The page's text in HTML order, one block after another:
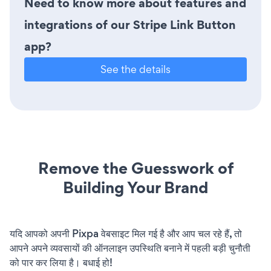
integrations of our Stripe Link Button
app?
See the details
Remove the Guesswork of
Building Your Brand
यदि आपको अपनी Pixpa वेबसाइट मिल गई है और आप चल रहे हैं, तो
आपने अपने व्यवसायों की ऑनलाइन उपस्थिति बनाने में पहली बड़ी चुनौती
को पार कर लिया है। बधाई हो!